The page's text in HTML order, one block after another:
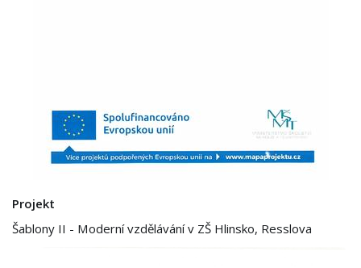
Projekt
Šablony II - Moderní vzdělávání v ZŠ Hlinsko, Resslova